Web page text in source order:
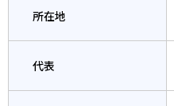
所在地
代表